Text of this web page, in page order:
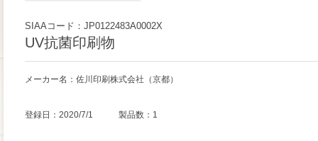
SIAAコード：JP0122483A0002X
UV抗菌印刷物
メーカー名：佐川印刷株式会社（京都）
登録日：2020/7/1 製品数：1